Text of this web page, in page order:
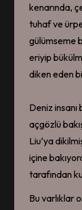
kenarında,
tuhaf ve
gülümseme
eriyip
diken eden
Deniz
açgözlü
Liu’ya
içine
tarafından
Bu varlıklar